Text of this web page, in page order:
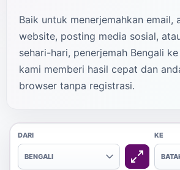
Baik untuk menerjemahkan email,
website, posting media sosial,
sehari-hari, penerjemah Bengali
kami memberi hasil cepat dan
browser tanpa registrasi.
DARI
BENGALI
KE